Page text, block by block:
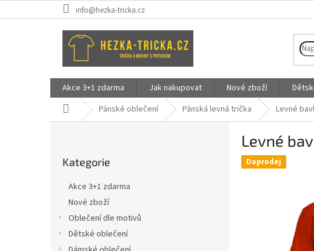
na
info@hezka-tricka.cz
Akce 3+1 zdarma Jak nakupovat Nové zboží
Domů Pánské oblečení Pánská levná trička Levné
kategorie
Kategorie
Akce 3+1 zdarma
Nové zboží
Oblečení dle motivů
Dětské oblečení
Levné
Doprodej